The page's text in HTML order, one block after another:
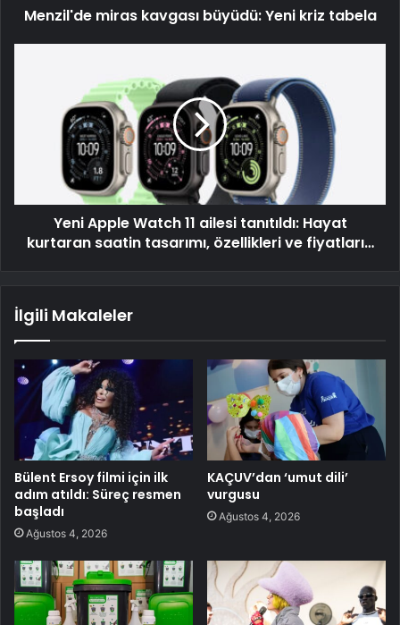
Menzil'de miras kavgası büyüdü: Yeni kriz tabela
Yeni Apple Watch 11 ailesi tanıtıldı: Hayat
kurtaran saatin tasarımı, özellikleri ve fiyatları…
İlgili Makaleler
Bülent Ersoy filmi için ilk
adım atıldı: Süreç resmen
başladı
Ağustos 4, 2026
KAÇUV’dan ‘umut dili’
vurgusu
Ağustos 4, 2026